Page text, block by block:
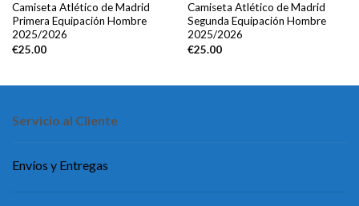
Camiseta Atlético de Madrid
Primera Equipación Hombre
2025/2026
€25.00
Camiseta Atlético de Madrid
Segunda Equipación Hombre
2025/2026
€25.00
Servicio al Cliente
Envíos y Entregas